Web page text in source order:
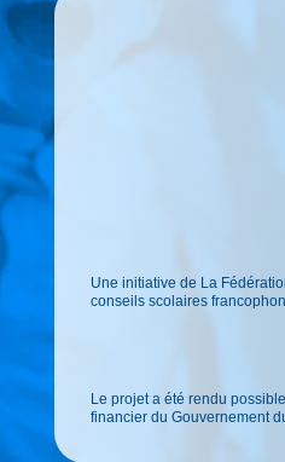
Une initiative de La
conseils scolaires
Le projet a été rendu
financier du Gouvernement